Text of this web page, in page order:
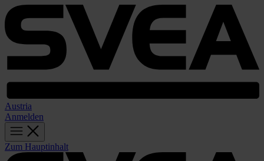
Austria
Anmelden
Zum Hauptinhalt